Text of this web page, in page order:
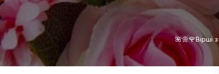
🌺🌼🌹Вірші